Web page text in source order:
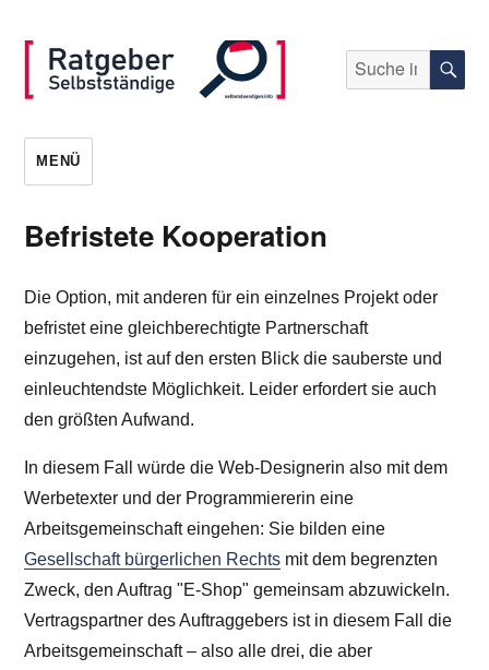
selbststaendigen.info
Suche
nach:
MENÜ
Befristete Kooperation
Die Option, mit anderen für ein einzelnes Projekt oder
befristet eine gleichberechtigte Partnerschaft
einzugehen, ist auf den ersten Blick die sauberste und
einleuchtendste Möglichkeit. Leider erfordert sie auch
den größten Aufwand.
In diesem Fall würde die Web-Designerin also mit dem
Werbetexter und der Programmiererin eine
Arbeitsgemeinschaft eingehen: Sie bilden eine
Gesellschaft bürgerlichen Rechts mit dem begrenzten
Zweck, den Auftrag "E-Shop" gemeinsam abzuwickeln.
Vertragspartner des Auftraggebers ist in diesem Fall die
Arbeitsgemeinschaft – also alle drei, die aber